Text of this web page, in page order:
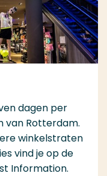
dagen per
van Rotterdam.
winkelstraten
vind je op de
Information.